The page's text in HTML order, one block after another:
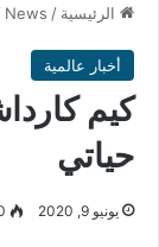
الرئيسية /
News
أخبار عالمية
كيم
حياتي
يونيو 9, 2020